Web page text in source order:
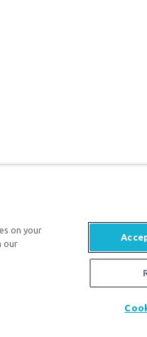
ministerio de apologética,
evangelio de Jesucristo.
on your
our